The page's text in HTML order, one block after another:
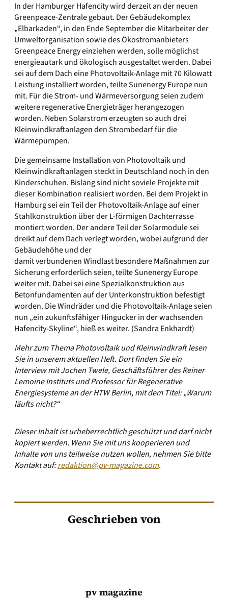
In der Hamburger Hafencity wird derzeit an der neuen
Greenpeace-Zentrale gebaut. Der Gebäudekomplex
„Elbarkaden“, in den Ende September die Mitarbeiter der
Umweltorganisation sowie des Ökostromanbieters
Greenpeace Energy einziehen werden, solle möglichst
energieautark und ökologisch ausgestaltet werden. Dabei
sei auf dem Dach eine Photovoltaik-Anlage mit 70 Kilowatt
Leistung installiert worden, teilte Sunenergy Europe nun
mit. Für die Strom- und Wärmeversorgung seien zudem
weitere regenerative Energieträger herangezogen
worden. Neben Solarstrom erzeugten so auch drei
Kleinwindkraftanlagen den Strombedarf für die
Wärmepumpen.
Die gemeinsame Installation von Photovoltaik und
Kleinwindkraftanlagen steckt in Deutschland noch in den
Kinderschuhen. Bislang sind nicht soviele Projekte mit
dieser Kombination realisiert worden. Bei dem Projekt in
Hamburg sei ein Teil der Photovoltaik-Anlage auf einer
Stahlkonstruktion über der L-förmigen Dachterrasse
montiert worden. Der andere Teil der Solarmodule sei
dreikt auf dem Dach verlegt worden, wobei aufgrund der
Gebäudehöhe und der
damit verbundenen Windlast besondere Maßnahmen zur
Sicherung erforderlich seien, teilte Sunenergy Europe
weiter mit. Dabei sei eine Spezialkonstruktion aus
Betonfundamenten auf der Unterkonstruktion befestigt
worden. Die Windräder und die Photovoltaik-Anlage seien
nun „ein zukunftsfähiger Hingucker in der wachsenden
Hafencity-Skyline“, hieß es weiter. (Sandra Enkhardt)
Mehr zum Thema Photovoltaik und Kleinwindkraft lesen
Sie in unserem aktuellen Heft. Dort finden Sie ein
Interview mit Jochen Twele, Geschäftsführer des Reiner
Lemoine Instituts und Professor für Regenerative
Energiesysteme an der HTW Berlin, mit dem Titel: „Warum
läufts nicht?“
Dieser Inhalt ist urheberrechtlich geschützt und darf nicht
kopiert werden. Wenn Sie mit uns kooperieren und
Inhalte von uns teilweise nutzen wollen, nehmen Sie bitte
Kontakt auf:redaktion@pv-magazine.com.
Geschrieben von
pv magazine